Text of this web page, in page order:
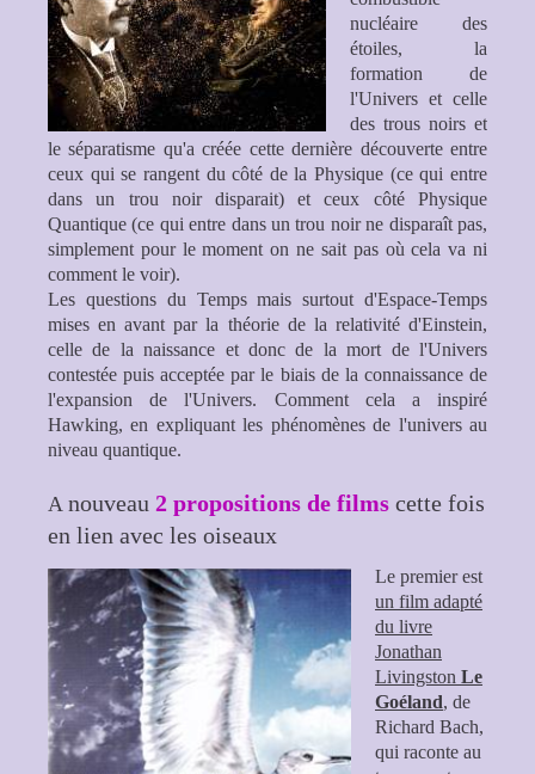
nucléaire des
étoiles, la
formation de
l'Univers et celle
des trous noirs et
le séparatisme qu'a créée cette dernière découverte entre
ceux qui se rangent du côté de la Physique (ce qui entre
dans un trou noir disparait) et ceux côté Physique
Quantique (ce qui entre dans un trou noir ne disparaît pas,
simplement pour le moment on ne sait pas où cela va ni
comment le voir).
Les questions du Temps mais surtout d'Espace-Temps
mises en avant par la théorie de la relativité d'Einstein,
celle de la naissance et donc de la mort de l'Univers
contestée puis acceptée par le biais de la connaissance de
l'expansion de l'Univers. Comment cela a inspiré
Hawking, en expliquant les phénomènes de l'univers au
niveau quantique.
Anouveau2 propositions de films cette fois
en lien avec les oiseaux
Le premier est
un film adapté
du livre
Jonathan
LivingstonLe
Goéland, de
Richard Bach,
qui raconte au